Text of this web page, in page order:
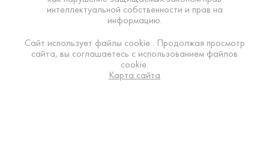
интеллектуальной собственности и прав на
информацию.
Сайт использует файлы cookie . Продолжая просмотр
сайта, вы соглашаетесь с использованием файлов
cookie.
Карта сайта